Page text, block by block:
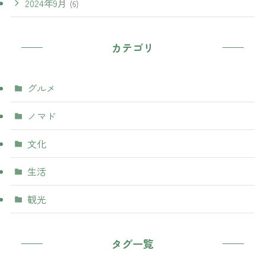
2024年9月 (6)
カテゴリ
グルメ
ノマド
文化
生活
観光
タグ一覧